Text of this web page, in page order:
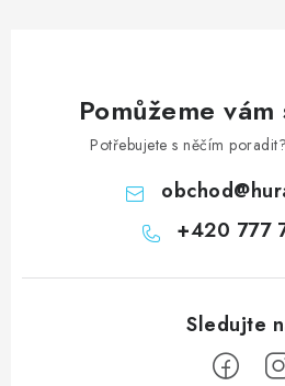
Pomůžeme
Potřebujete s něčím
obchod@
+420 777